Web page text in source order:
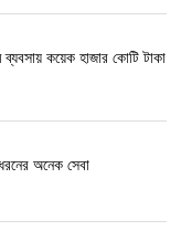
কয়েক হাজার কোটি টাকা
অনেক সেবা